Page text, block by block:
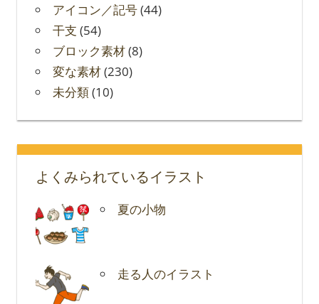
アイコン／記号(44)
干支 (54)
ブロック素材(8)
変な素材(230)
未分類(10)
よくみられているイラスト
夏の小物
走る人のイラスト